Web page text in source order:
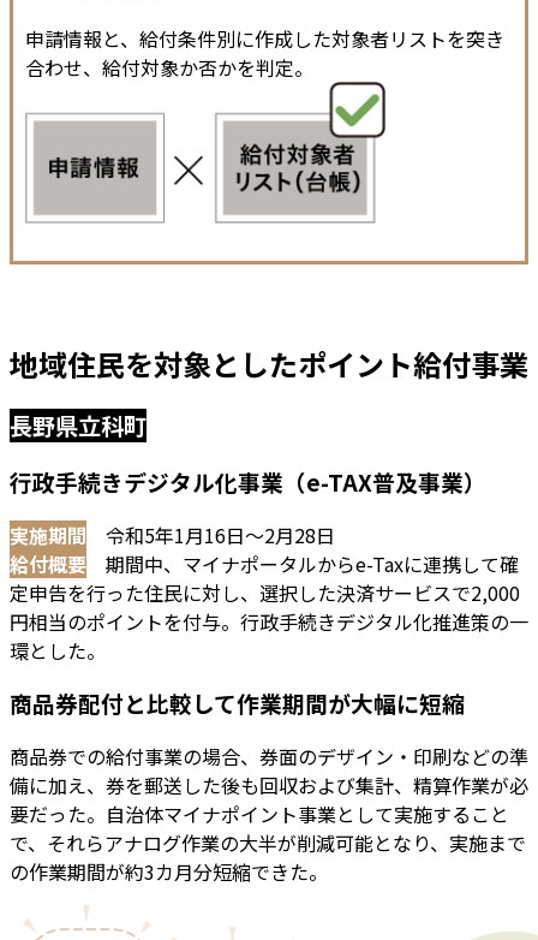
申請情報と、給付条件別に作成した対象者リストを突き
合わせ、給付対象か否かを判定。
地域住民を対象としたポイント給付事業
長野県立科町
行政手続きデジタル化事業（e-TAX普及事業）
実施期間
令和5年1月16日～2月28日
給付概要
期間中、マイナポータルからe-Taxに連携して確
定申告を行った住民に対し、選択した決済サービスで2,000
円相当のポイントを付与。行政手続きデジタル化推進策の一
環とした。
商品券配付と比較して作業期間が大幅に短縮
商品券での給付事業の場合、券面のデザイン・印刷などの準
備に加え、券を郵送した後も回収および集計、精算作業が必
要だった。自治体マイナポイント事業として実施すること
で、それらアナログ作業の大半が削減可能となり、実施まで
の作業期間が約3カ月分短縮できた。